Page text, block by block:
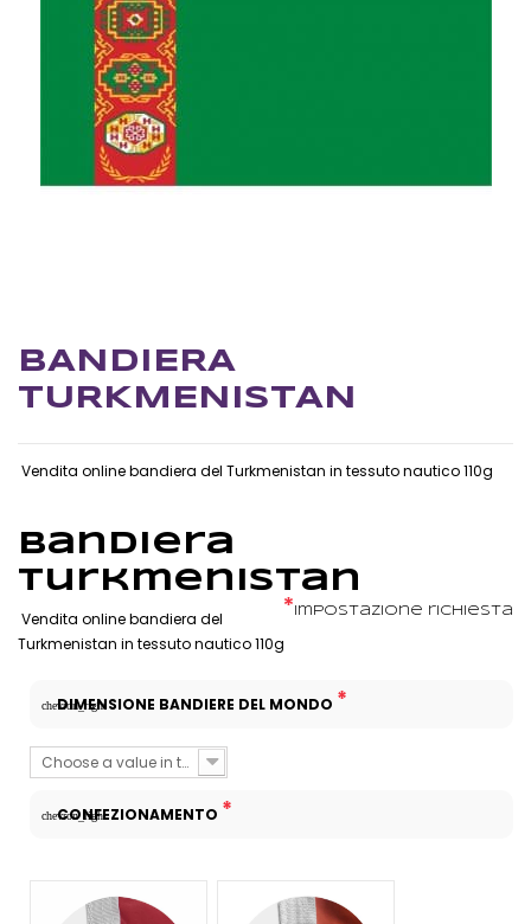
BANDIERA
TURKMENISTAN
Vendita online bandiera del Turkmenistan in tessuto nautico 110g
Bandiera
Turkmenistan
* Impostazione richiesta
Vendita online bandiera del
Turkmenistan in tessuto nautico 110g
chevron_right
DIMENSIONE BANDIERE DEL MONDO *
Choose a value in the list
chevron_right
CONFEZIONAMENTO *